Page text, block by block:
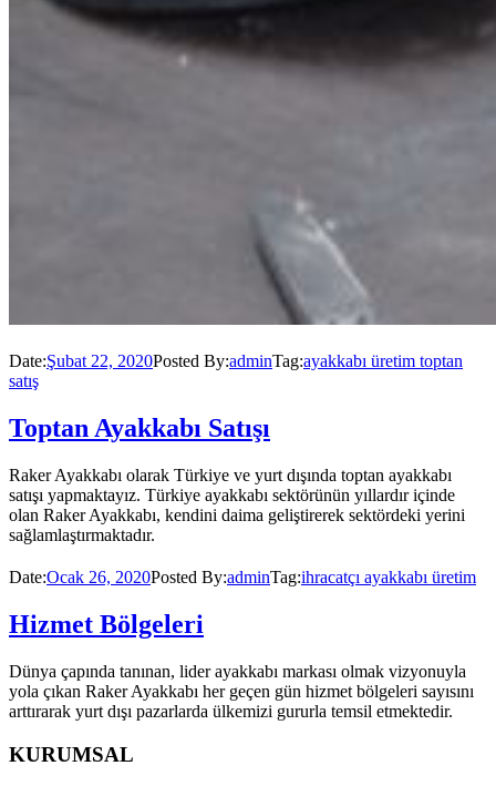
Date:Şubat 22, 2020Posted By:adminTag:ayakkabı üretim toptan
satış
Toptan Ayakkabı Satışı
Raker Ayakkabı olarak Türkiye ve yurt dışında toptan ayakkabı
satışı yapmaktayız. Türkiye ayakkabı sektörünün yıllardır içinde
olan Raker Ayakkabı, kendini daima geliştirerek sektördeki yerini
sağlamlaştırmaktadır.
Date:Ocak 26, 2020Posted By:adminTag:ihracatçı ayakkabı üretim
Hizmet Bölgeleri
Dünya çapında tanınan, lider ayakkabı markası olmak vizyonuyla
yola çıkan Raker Ayakkabı her geçen gün hizmet bölgeleri sayısını
arttırarak yurt dışı pazarlarda ülkemizi gururla temsil etmektedir.
KURUMSAL